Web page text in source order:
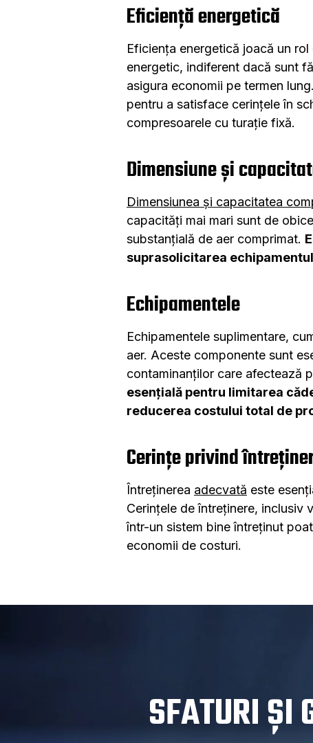
Eficiență energetică
Eficiența energetică joacă un
energetic, indiferent dacă sunt
asigura economii pe termen
pentru a satisface cerințele în
compresoarele cu turație fixă.
Dimensiune și
Dimensiunea și capacitatea
capacități mai mari sunt de
substanțială de aer comprimat.
suprasolicitarea
Echipamentele
Echipamentele suplimentare,
aer. Aceste componente sunt
contaminanților care afectează
esențială pentru limitarea
reducerea costului total de
Cerințe privind
Întreținerea adecvată este
Cerințele de întreținere, inclusiv
într-un sistem bine întreținut
economii de costuri.
SFATURI ȘI